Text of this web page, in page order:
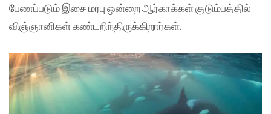
பேணப்படும் இசை மரபு ஒன்றை ஆர்காக்கள் குடும்பத்தில்
விஞ்ஞானிகள் கண்டறிந்திருக்கிறார்கள்.